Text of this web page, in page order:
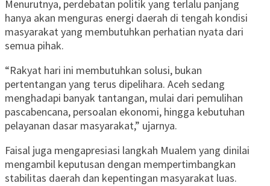
Menurutnya, perdebatan politik yang terlalu panjang
hanya akan menguras energi daerah di tengah kondisi
masyarakat yang membutuhkan perhatian nyata dari
semua pihak.
“Rakyat hari ini membutuhkan solusi, bukan
pertentangan yang terus dipelihara. Aceh sedang
menghadapi banyak tantangan, mulai dari pemulihan
pascabencana, persoalan ekonomi, hingga kebutuhan
pelayanan dasar masyarakat,” ujarnya.
Faisal juga mengapresiasi langkah Mualem yang dinilai
mengambil keputusan dengan mempertimbangkan
stabilitas daerah dan kepentingan masyarakat luas.